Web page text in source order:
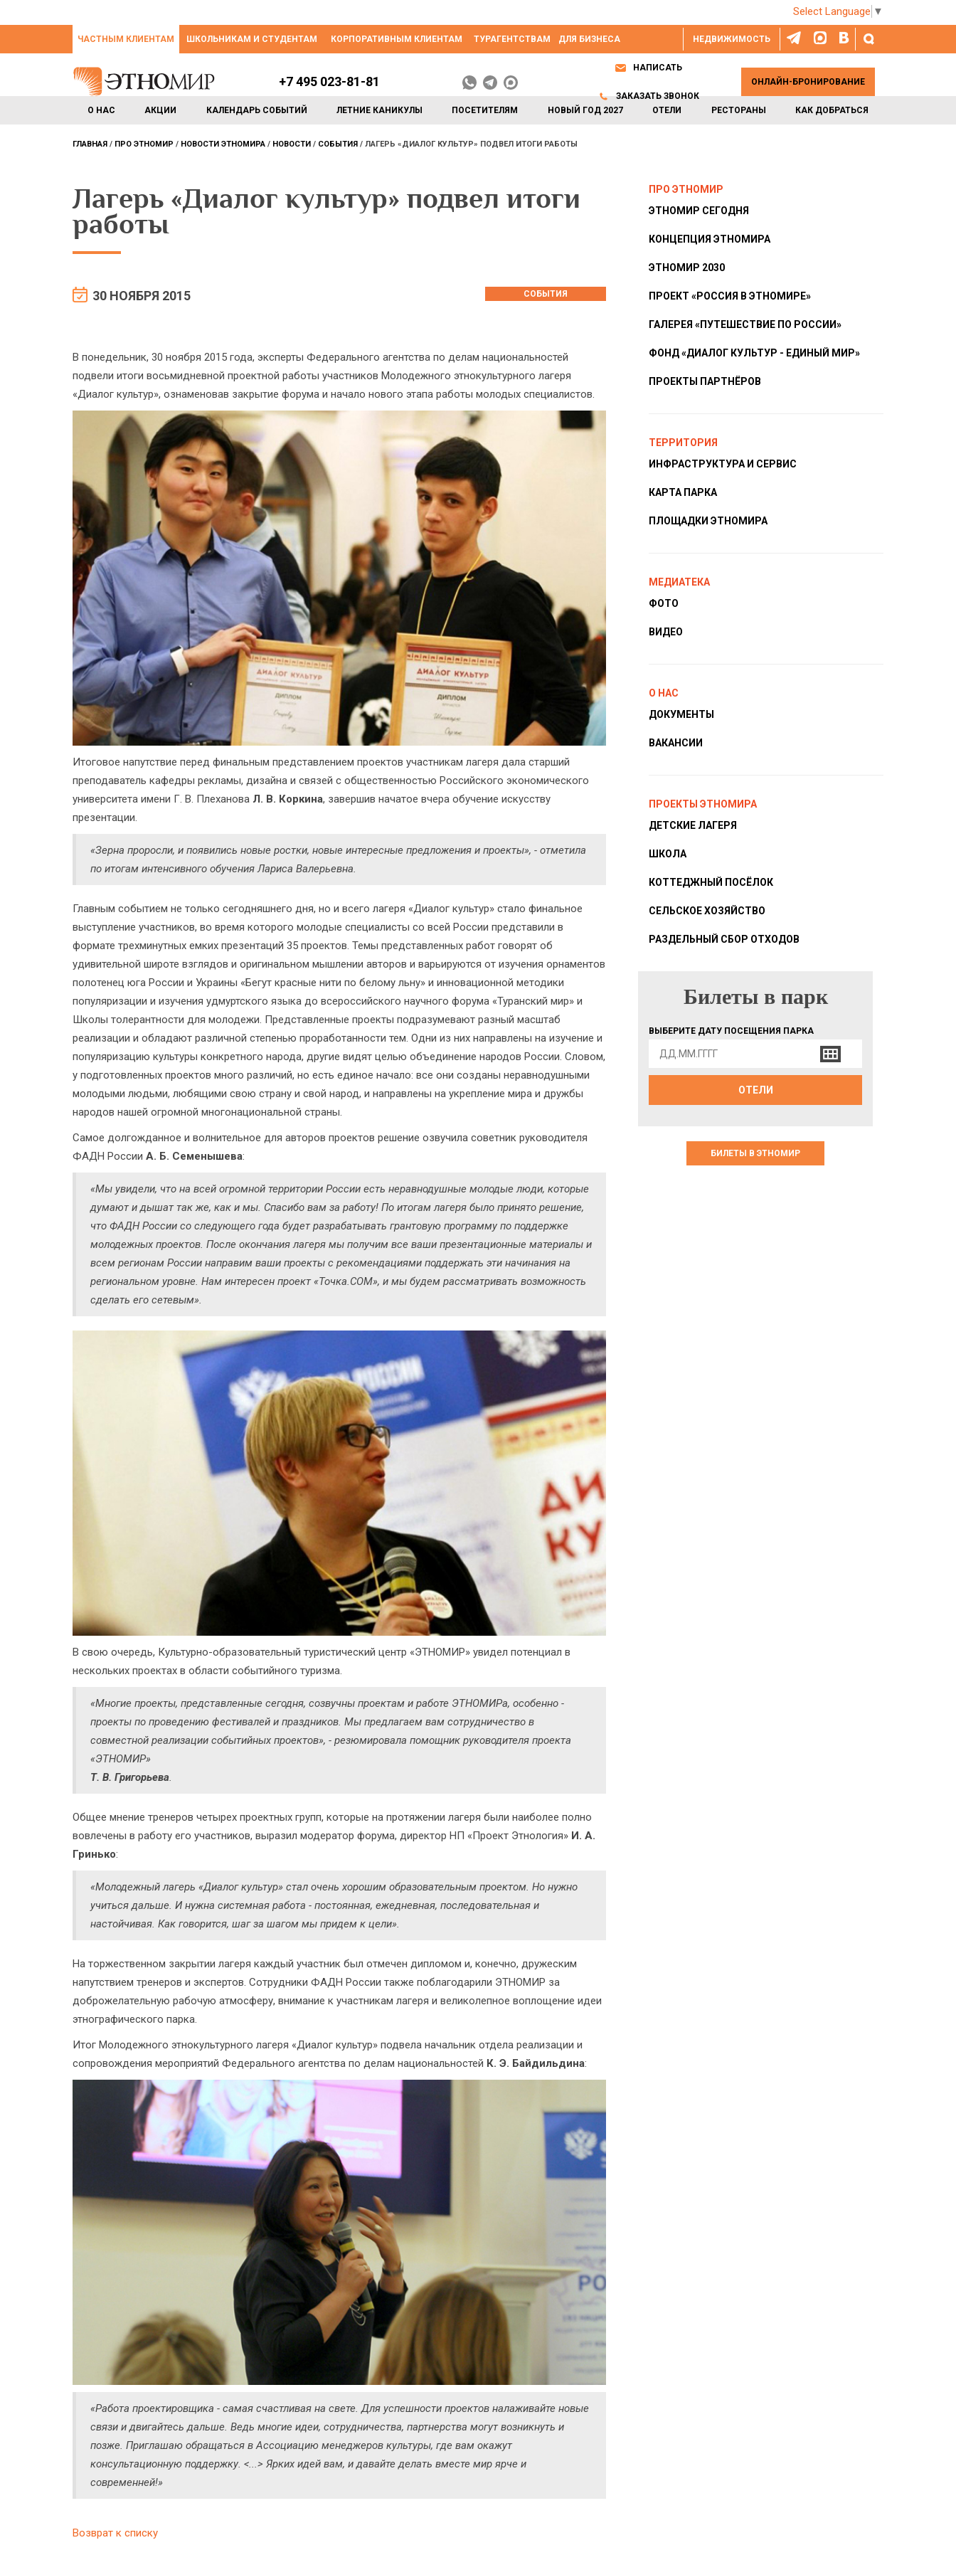
Select Language ▼
НЕДВИЖИМОСТЬ
ЧАСТНЫМ КЛИЕНТАМ ШКОЛЬНИКАМ И СТУДЕНТАМ КОРПОРАТИВНЫМ КЛИЕНТАМ ТУРАГЕНТСТВАМ ДЛЯ БИЗНЕСА
О НАС АКЦИИ КАЛЕНДАРЬ СОБЫТИЙ ЛЕТНИЕ КАНИКУЛЫ ПОСЕТИТЕЛЯМ НОВЫЙ ГОД 2027 ОТЕЛИ РЕСТОРАНЫ КАК ДОБРАТЬСЯ
+7 495 023-81-81
НАПИСАТЬ
ЗАКАЗАТЬ ЗВОНОК
ОНЛАЙН-БРОНИРОВАНИЕ
ГЛАВНАЯ ПРО ЭТНОМИР НОВОСТИ ЭТНОМИРА НОВОСТИ СОБЫТИЯ ЛАГЕРЬ «ДИАЛОГ КУЛЬТУР» ПОДВЕЛ ИТОГИ РАБОТЫ
Лагерь «Диалог культур» подвел итоги
работы
30 НОЯБРЯ 2015 СОБЫТИЯ
В понедельник, 30 ноября 2015 года, эксперты Федерального агентства по делам национальностей
подвели итоги восьмидневной проектной работы участников Молодежного этнокультурного лагеря
«Диалог культур», ознаменовав закрытие форума и начало нового этапа работы молодых специалистов.
Итоговое напутствие перед финальным представлением проектов участникам лагеря дала старший
преподаватель кафедры рекламы, дизайна и связей с общественностью Российского экономического
университета имени Г. В. Плеханова Л. В. Коркина, завершив начатое вчера обучение искусству
презентации.
«Зерна проросли, и появились новые ростки, новые интересные предложения и проекты», - отметила
по итогам интенсивного обучения Лариса Валерьевна.
Главным событием не только сегодняшнего дня, но и всего лагеря «Диалог культур» стало финальное
выступление участников, во время которого молодые специалисты со всей России представили в
формате трехминутных емких презентаций 35 проектов. Темы представленных работ говорят об
удивительной широте взглядов и оригинальном мышлении авторов и варьируются от изучения орнаментов
полотенец юга России и Украины «Бегут красные нити по белому льну» и инновационной методики
популяризации и изучения удмуртского языка до всероссийского научного форума «Туранский мир» и
Школы толерантности для молодежи. Представленные проекты подразумевают разный масштаб
реализации и обладают различной степенью проработанности тем. Одни из них направлены на изучение и
популяризацию культуры конкретного народа, другие видят целью объединение народов России. Словом,
у подготовленных проектов много различий, но есть единое начало: все они созданы неравнодушными
молодыми людьми, любящими свою страну и свой народ, и направлены на укрепление мира и дружбы
народов нашей огромной многонациональной страны.
Самое долгожданное и волнительное для авторов проектов решение озвучила советник руководителя
ФАДН России А. Б. Семенышева:
«Мы увидели, что на всей огромной территории России есть неравнодушные молодые люди, которые
думают и дышат так же, как и мы. Спасибо вам за работу! По итогам лагеря было принято решение,
что ФАДН России со следующего года будет разрабатывать грантовую программу по поддержке
молодежных проектов. После окончания лагеря мы получим все ваши презентационные материалы и
всем регионам России направим ваши проекты с рекомендациями поддержать эти начинания на
региональном уровне. Нам интересен проект «Точка.СОМ», и мы будем рассматривать возможность
сделать его сетевым».
В свою очередь, Культурно-образовательный туристический центр «ЭТНОМИР» увидел потенциал в
нескольких проектах в области событийного туризма.
«Многие проекты, представленные сегодня, созвучны проектам и работе ЭТНОМИРа, особенно -
проекты по проведению фестивалей и праздников. Мы предлагаем вам сотрудничество в
совместной реализации событийных проектов», - резюмировала помощник руководителя проекта
«ЭТНОМИР»
Т. В. Григорьева.
Общее мнение тренеров четырех проектных групп, которые на протяжении лагеря были наиболее полно
вовлечены в работу его участников, выразил модератор форума, директор НП «Проект Этнология» И. А.
Гринько:
«Молодежный лагерь «Диалог культур» стал очень хорошим образовательным проектом. Но нужно
учиться дальше. И нужна системная работа - постоянная, ежедневная, последовательная и
настойчивая. Как говорится, шаг за шагом мы придем к цели».
На торжественном закрытии лагеря каждый участник был отмечен дипломом и, конечно, дружеским
напутствием тренеров и экспертов. Сотрудники ФАДН России также поблагодарили ЭТНОМИР за
доброжелательную рабочую атмосферу, внимание к участникам лагеря и великолепное воплощение идеи
этнографического парка.
Итог Молодежного этнокультурного лагеря «Диалог культур» подвела начальник отдела реализации и
сопровождения мероприятий Федерального агентства по делам национальностей К. Э. Байдильдина:
«Работа проектировщика - самая счастливая на свете. Для успешности проектов налаживайте новые
связи и двигайтесь дальше. Ведь многие идеи, сотрудничества, партнерства могут возникнуть и
позже. Приглашаю обращаться в Ассоциацию менеджеров культуры, где вам окажут
консультационную поддержку. <...> Ярких идей вам, и давайте делать вместе мир ярче и
современней!»
Возврат к списку
ПРО ЭТНОМИР
ЭТНОМИР СЕГОДНЯ
КОНЦЕПЦИЯ ЭТНОМИРА
ЭТНОМИР 2030
ПРОЕКТ «РОССИЯ В ЭТНОМИРЕ»
ГАЛЕРЕЯ «ПУТЕШЕСТВИЕ ПО РОССИИ»
ФОНД «ДИАЛОГ КУЛЬТУР - ЕДИНЫЙ МИР»
ПРОЕКТЫ ПАРТНЁРОВ
ТЕРРИТОРИЯ
ИНФРАСТРУКТУРА И СЕРВИС
КАРТА ПАРКА
ПЛОЩАДКИ ЭТНОМИРА
МЕДИАТЕКА
ФОТО
ВИДЕО
О НАС
ДОКУМЕНТЫ
ВАКАНСИИ
ПРОЕКТЫ ЭТНОМИРА
ДЕТСКИЕ ЛАГЕРЯ
ШКОЛА
КОТТЕДЖНЫЙ ПОСЁЛОК
СЕЛЬСКОЕ ХОЗЯЙСТВО
РАЗДЕЛЬНЫЙ СБОР ОТХОДОВ
БИЛЕТЫ В ПАРК
Билеты в парк
ВЫБЕРИТЕ ДАТУ ПОСЕЩЕНИЯ ПАРКА
ОТЕЛИ
БИЛЕТЫ В ЭТНОМИР